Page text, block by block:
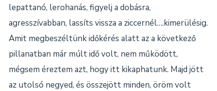
lepattanó, lerohanás, figyelj a dobásra,
agresszívabban, lassíts vissza a ziccernél….kimerülésig.
Amit megbeszéltünk időkérés alatt az a következő
pillanatban már múlt idő volt, nem működött,
mégsem éreztem azt, hogy itt kikaphatunk. Majd jött
az utolsó negyed, és összejött minden, öröm volt